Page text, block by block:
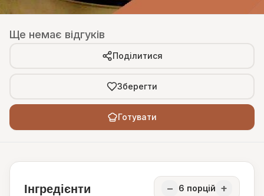
Ще немає відгуків
Поділитися
Зберегти
Готувати
Інгредієнти − 6 порцій +